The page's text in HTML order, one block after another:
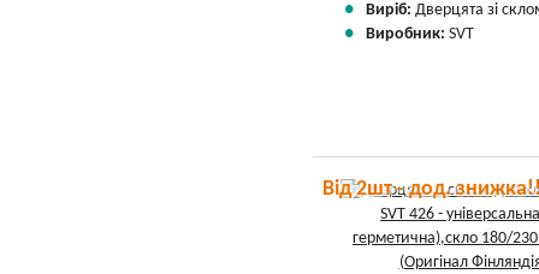
Виріб: Дверцята зі
Виробник: SVT
Від 2шт - дод.